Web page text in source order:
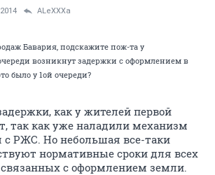
ALeXXXa
Бавария, подскажите пож-та у
возникнут задержки с оформлением в
было у 1ой очереди?
как у жителей первой
так как уже наладили механизм
с РЖС. Но небольшая все-таки
нормативные сроки для всех
с оформлением земли.